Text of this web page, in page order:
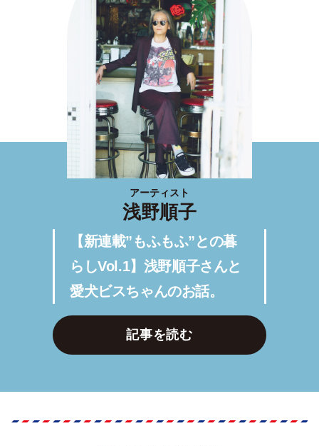
アーティスト
浅野順子
【新連載”もふもふ”との暮
らしVol.1】浅野順子さんと
愛犬ビスちゃんのお話。
記事を読む